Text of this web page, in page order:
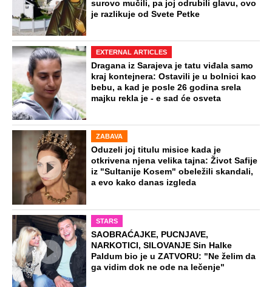
surovo mučili, pa joj odrubili glavu, ovo
je razlikuje od Svete Petke
EXTERNAL ARTICLES
Dragana iz Sarajeva je tatu viđala samo
kraj kontejnera: Ostavili je u bolnici kao
bebu, a kad je posle 26 godina srela
majku rekla je - e sad će osveta
ZABAVA
Oduzeli joj titulu misice kada je
otkrivena njena velika tajna: Život Safije
iz "Sultanije Kosem" obeležili skandali,
a evo kako danas izgleda
STARS
SAOBRAĆAJKE, PUCNJAVE,
NARKOTICI, SILOVANJE Sin Halke
Paldum bio je u ZATVORU: "Ne želim da
ga vidim dok ne ode na lečenje"